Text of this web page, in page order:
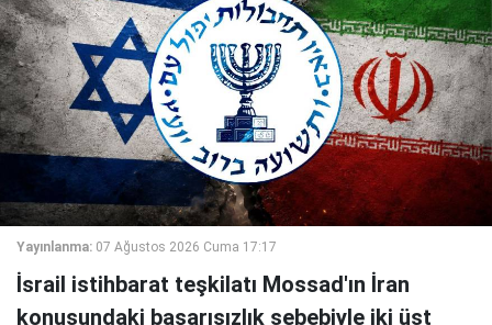
Yayınlanma: 07 Ağustos 2026 Cuma 17:17
İsrail istihbarat teşkilatı Mossad'ın İran
konusundaki başarısızlık sebebiyle iki üst